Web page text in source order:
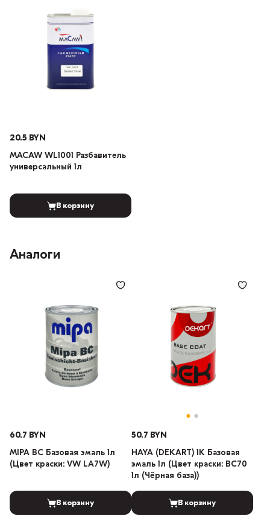
20.5 BYN
MACAW WL1001 Разбавитель
универсальный 1л
В корзину
Аналоги
60.7 BYN
MIPA BC Базовая эмаль 1л
(Цвет краски: VW LA7W)
В корзину
50.7 BYN
HAYA (DEKART) 1К Базовая
эмаль 1л (Цвет краски: BC70
1л (Чёрная база))
В корзину